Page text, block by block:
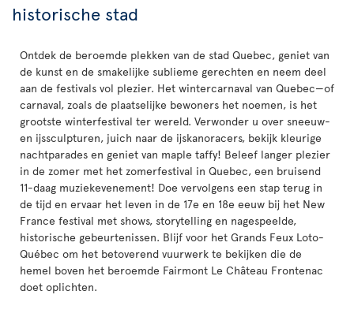
historische stad
Ontdek de beroemde plekken van de stad Quebec, geniet van
de kunst en de smakelijke sublieme gerechten en neem deel
aan de festivals vol plezier. Het wintercarnaval van Quebec—of
carnaval, zoals de plaatselijke bewoners het noemen, is het
grootste winterfestival ter wereld. Verwonder u over sneeuw-
en ijssculpturen, juich naar de ijskanoracers, bekijk kleurige
nachtparades en geniet van maple taffy! Beleef langer plezier
in de zomer met het zomerfestival in Quebec, een bruisend
11-daag muziekevenement! Doe vervolgens een stap terug in
de tijd en ervaar het leven in de 17e en 18e eeuw bij het New
France festival met shows, storytelling en nagespeelde,
historische gebeurtenissen. Blijf voor het Grands Feux Loto-
Québec om het betoverend vuurwerk te bekijken die de
hemel boven het beroemde Fairmont Le Château Frontenac
doet oplichten.